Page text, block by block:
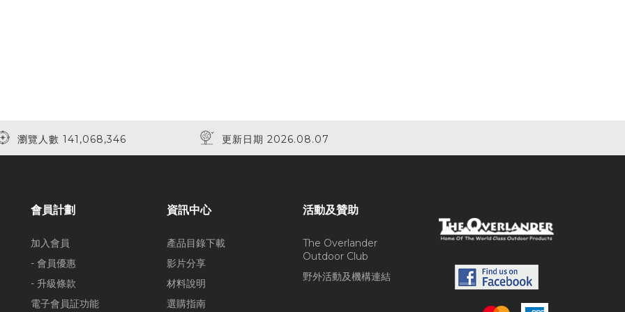
瀏覽人數 141,068,346 更新日期 2026.08.07
會員計劃
加入會員
- 會員優惠
- 升級條款
電子會員証功能
資訊中心
產品目錄下載
影片分享
材料說明
選購指南
活動及贊助
The Overlander
Outdoor Club
野外活動及機構連結